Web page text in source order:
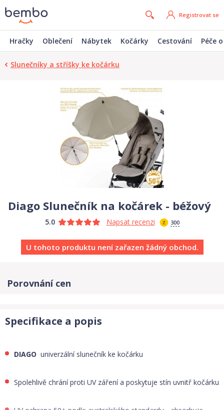
Registrovat se
Hračky Oblečení Nábytek Kočárky Cestování Péče
Slunečníky a stříšky ke kočárku
Diago Slunečník na kočárek - béžový
5.0 Napsat recenzi 300
U tohoto produktu není zařazen žádný obchod.
Porovnání cen
Specifikace a popis
DIAGO univerzální slunečník ke kočárku
Spolehlivě chrání proti UV záření a poskytuje stín uvnitř kočárku